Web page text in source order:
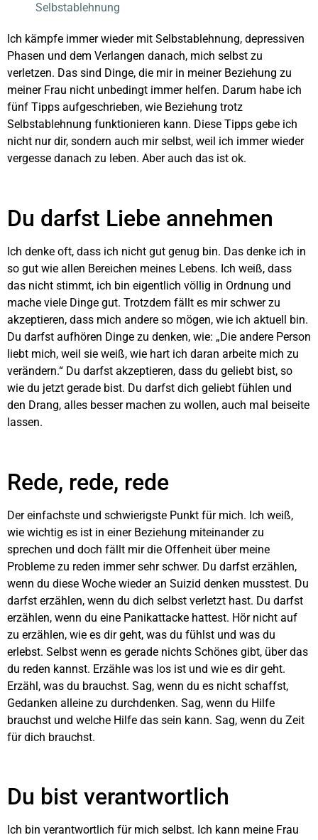
Selbstablehnung
Ich kämpfe immer wieder mit Selbstablehnung, depressiven
Phasen und dem Verlangen danach, mich selbst zu
verletzen. Das sind Dinge, die mir in meiner Beziehung zu
meiner Frau nicht unbedingt immer helfen. Darum habe ich
fünf Tipps aufgeschrieben, wie Beziehung trotz
Selbstablehnung funktionieren kann. Diese Tipps gebe ich
nicht nur dir, sondern auch mir selbst, weil ich immer wieder
vergesse danach zu leben. Aber auch das ist ok.
Du darfst Liebe annehmen
Ich denke oft, dass ich nicht gut genug bin. Das denke ich in
so gut wie allen Bereichen meines Lebens. Ich weiß, dass
das nicht stimmt, ich bin eigentlich völlig in Ordnung und
mache viele Dinge gut. Trotzdem fällt es mir schwer zu
akzeptieren, dass mich andere so mögen, wie ich aktuell bin.
Du darfst aufhören Dinge zu denken, wie: „Die andere Person
liebt mich, weil sie weiß, wie hart ich daran arbeite mich zu
verändern.“ Du darfst akzeptieren, dass du geliebt bist, so
wie du jetzt gerade bist. Du darfst dich geliebt fühlen und
den Drang, alles besser machen zu wollen, auch mal beiseite
lassen.
Rede, rede, rede
Der einfachste und schwierigste Punkt für mich. Ich weiß,
wie wichtig es ist in einer Beziehung miteinander zu
sprechen und doch fällt mir die Offenheit über meine
Probleme zu reden immer sehr schwer. Du darfst erzählen,
wenn du diese Woche wieder an Suizid denken musstest. Du
darfst erzählen, wenn du dich selbst verletzt hast. Du darfst
erzählen, wenn du eine Panikattacke hattest. Hör nicht auf
zu erzählen, wie es dir geht, was du fühlst und was du
erlebst. Selbst wenn es gerade nichts Schönes gibt, über das
du reden kannst. Erzähle was los ist und wie es dir geht.
Erzähl, was du brauchst. Sag, wenn du es nicht schaffst,
Gedanken alleine zu durchdenken. Sag, wenn du Hilfe
brauchst und welche Hilfe das sein kann. Sag, wenn du Zeit
für dich brauchst.
Du bist verantwortlich
Ich bin verantwortlich für mich selbst. Ich kann meine Frau